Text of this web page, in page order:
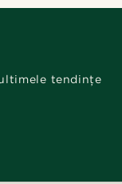
tendințe